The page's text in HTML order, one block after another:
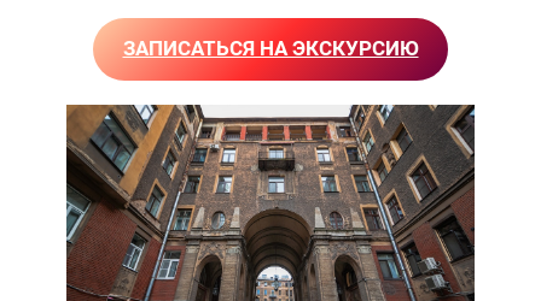
ЗАПИСАТЬСЯ НА ЭКСКУРСИЮ